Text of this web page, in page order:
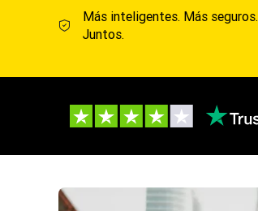
Más inteligentes. Más seguros.
Juntos.